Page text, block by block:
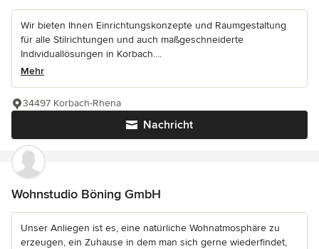
Wir bieten Ihnen Einrichtungskonzepte und Raumgestaltung
für alle Stilrichtungen und auch maßgeschneiderte
Individuallösungen in Korbach....
Mehr
Nachricht
34497 Korbach-Rhena
Wohnstudio Böning GmbH
Unser Anliegen ist es, eine natürliche Wohnatmosphäre zu
erzeugen, ein Zuhause in dem man sich gerne wiederfindet,